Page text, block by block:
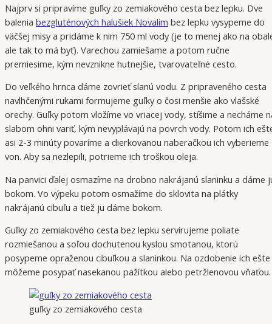
Najprv si pripravíme guľky zo zemiakového cesta bez lepku. Dve
balenia bezgluténových halušiek Novalim bez lepku vysypeme do
väčšej misy a pridáme k nim 750 ml vody (je to menej ako na
ale tak to má byť). Varechou zamiešame a potom ručne
premiesime, kým nevznikne hutnejšie, tvarovateľné cesto.
Do veľkého hrnca dáme zovrieť slanú vodu. Z pripraveného cesta
navlhčenými rukami formujeme guľky o čosi menšie ako vlašské
orechy. Guľky potom vložíme vo vriacej vody, stíšime a necháme
slabom ohni variť, kým nevyplávajú na povrch vody. Potom ich
asi 2-3 minúty povaríme a dierkovanou naberačkou ich vyberieme
von. Aby sa nezlepili, potrieme ich troškou oleja.
Na panvici ďalej osmazíme na drobno nakrájanú slaninku a dáme
bokom. Vo výpeku potom osmažíme do sklovita na plátky
nakrájanú cibuľu a tiež ju dáme bokom.
Guľky zo zemiakového cesta bez lepku servírujeme poliate
rozmiešanou a soľou dochutenou kyslou smotanou, ktorú
posypeme opraženou cibuľkou a slaninkou. Na ozdobenie ich ešte
môžeme posypať nasekanou pažítkou alebo petržlenovou vňaťou.
guľky zo zemiakového cesta